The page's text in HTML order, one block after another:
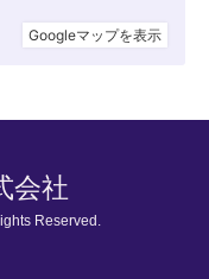
会社
Reserved.